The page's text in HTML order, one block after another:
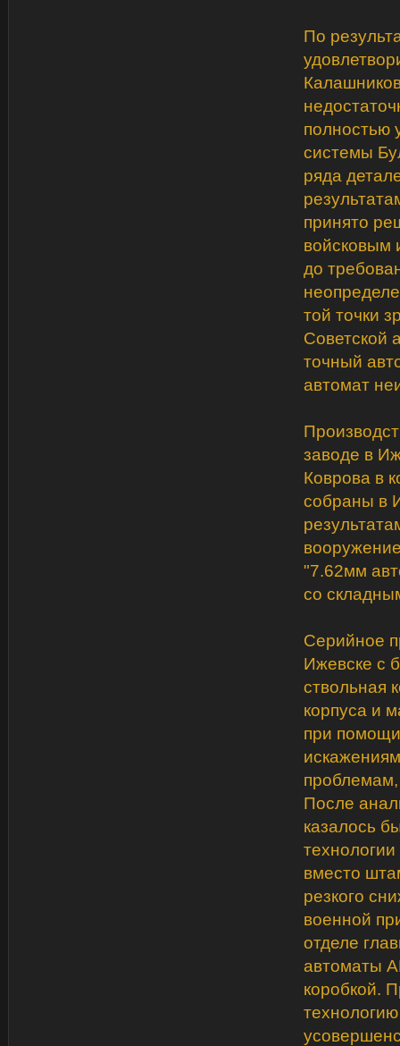
По
полностью
системы
ряда
принято
войсковым
до
той точки
Советской
точный
автомат
заводе в
Коврова в
собраны в
"7.62мм
со
Серийное
Ижевске с
ствольная
корпуса и
при помощи
После
казалось
вместо
резкого
военной
отделе
автоматы
коробкой.